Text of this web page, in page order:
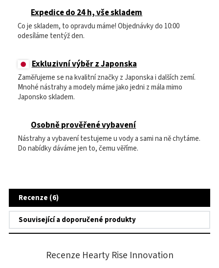
Expedice do 24 h, vše skladem
Co je skladem, to opravdu máme! Objednávky do 10:00
odesíláme tentýž den.
Exkluzivní výběr z Japonska
Zaměřujeme se na kvalitní značky z Japonska i dalších zemí.
Mnohé nástrahy a modely máme jako jedni z mála mimo
Japonsko skladem.
Osobně prověřené vybavení
Nástrahy a vybavení testujeme u vody a sami na ně chytáme.
Do nabídky dáváme jen to, čemu věříme.
Recenze (6)
Související a doporučené produkty
Recenze Hearty Rise Innovation